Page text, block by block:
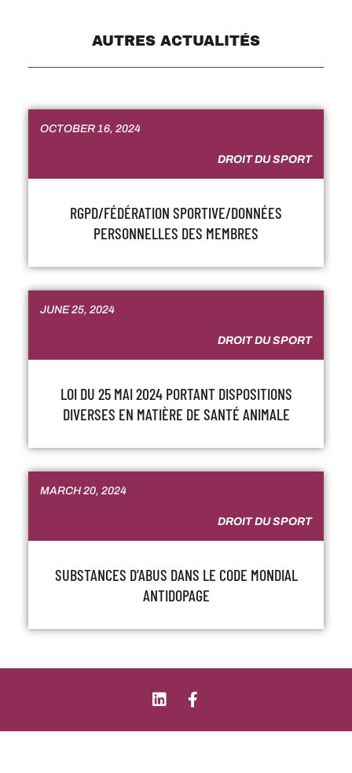
AUTRES ACTUALITÉS
OCTOBER 16, 2024
DROIT DU SPORT
RGPD/FÉDÉRATION SPORTIVE/DONNÉES
PERSONNELLES DES MEMBRES
JUNE 25, 2024
DROIT DU SPORT
LOI DU 25 MAI 2024 PORTANT DISPOSITIONS
DIVERSES EN MATIÈRE DE SANTÉ ANIMALE
MARCH 20, 2024
DROIT DU SPORT
SUBSTANCES D’ABUS DANS LE CODE MONDIAL
ANTIDOPAGE